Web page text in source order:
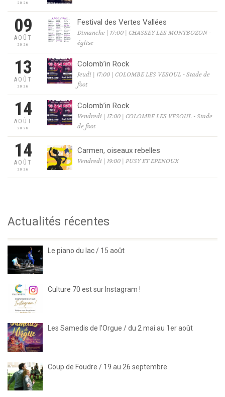
2026
09
AOÛT
2026
Festival des Vertes Vallées
Dimanche | 17:00 | CHASSEY LES MONTBOZON -
église
13
AOÛT
2026
Colomb’in Rock
Jeudi | 17:00 | COLOMBE LES VESOUL - Stade de
foot
14
AOÛT
2026
Colomb’in Rock
Vendredi | 17:00 | COLOMBE LES VESOUL - Stade
de foot
14
AOÛT
2026
Carmen, oiseaux rebelles
Vendredi | 19:00 | PUSY ET EPENOUX
Actualités récentes
Le piano du lac / 15 août
Culture 70 est sur Instagram !
Les Samedis de l’Orgue / du 2 mai au 1er août
Coup de Foudre / 19 au 26 septembre